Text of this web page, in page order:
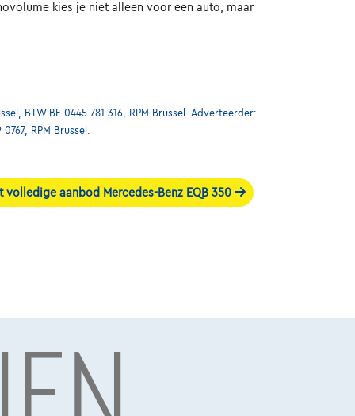
kies je niet alleen voor een auto, maar
BTW BE 0445.781.316, RPM Brussel. Adverteerder:
RPM Brussel.
volledige aanbod Mercedes-Benz EQB 350